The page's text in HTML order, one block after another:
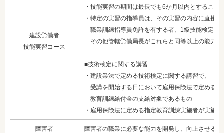
建設労働者
技能実習コース
・技能実習の期間は最長でも6か月以内とすること
・特定の実習の指導員は、その実習の内容に直接
職業訓練指導員免許を有する者、1級技能検定に
その他管轄労働局長がこれらと同等以上の能力
■技術検定に関する講習
・建設業法で定める技術検定に関する講習で、
受講を開始する日 において雇用保険法で定める
教育訓練給付金の支給対象であるもの
・雇用保険法に定める指定教育訓練実施者が実施
障害者
障害者の職業に必要な能力を開発し、向上させる